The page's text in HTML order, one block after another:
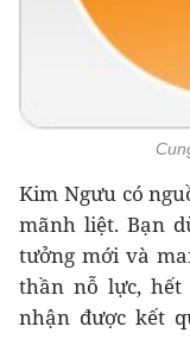
Kim Ngưu có
mãnh liệt. Bạn
tưởng mới và
thần nỗ lực, hết
nhận được kết